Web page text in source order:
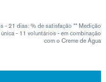
- 21 dias: % de satisfação ** Medição
- 11 voluntários - em combinação
com o Creme de Água